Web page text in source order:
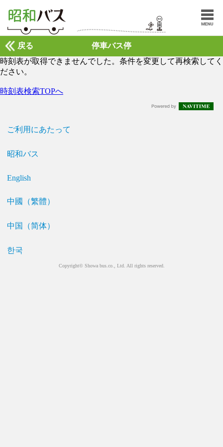
停車バス停
戻る
時刻表が取得できませんでした。条件を変更して再検索してく
ださい。
時刻表検索TOPへ
ご利用にあたって
昭和バス
English
中國（繁體）
中国（简体）
한국
Copyright© Showa bus.co., Ltd. All rights reserved.